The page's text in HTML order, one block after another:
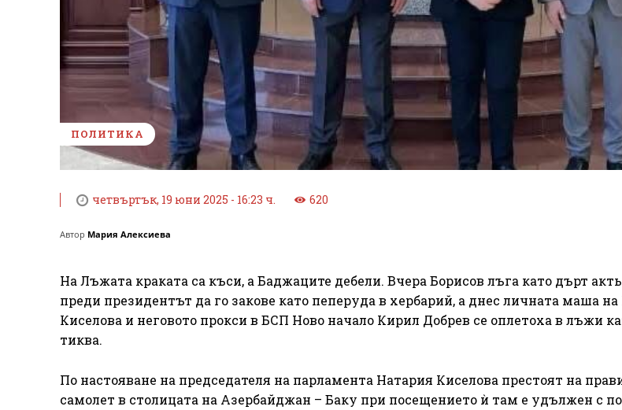
ПОЛИТИКА
четвъртък, 19 юни 2025 - 16:23 ч. 620
Автор Мария Алексиева
На Лъжата краката са къси, а Баджаците дебели. Вчера Борисов лъга като дърт
преди президентът да го закове като пеперуда в хербарий, а днес личната маша
Киселова и неговото прокси в БСП Ново начало Кирил Добрев се оплетоха в лъжи
тиква.
По настояване на председателя на парламента Натария Киселова престоят на
самолет в столицата на Азербайджан – Баку при посещението ѝ там е удължен с